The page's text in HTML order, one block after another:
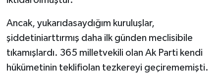
Ancak, yukarıdasaydığım kuruluşlar,
şiddetiniarttırmış daha ilk günden meclisibile
tıkamışlardı. 365 milletvekili olan Ak Parti kendi
hükümetinin teklifiolan tezkereyi geçirememişti.